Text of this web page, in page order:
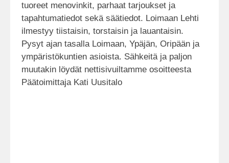
tuoreet menovinkit, parhaat tarjoukset ja
tapahtumatiedot sekä säätiedot. Loimaan Lehti
ilmestyy tiistaisin, torstaisin ja lauantaisin.
Pysyt ajan tasalla Loimaan, Ypäjän, Oripään ja
ympäristökuntien asioista. Sähkeitä ja paljon
muutakin löydät nettisivuiltamme osoitteesta
Päätoimittaja Kati Uusitalo